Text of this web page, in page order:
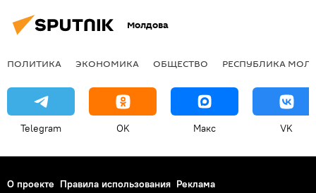
Молдова
ПОЛИТИКА ЭКОНОМИКА ОБЩЕСТВО РЕСПУБЛИКА
Telegram OK Макс VK
О проекте Правила использования Реклама